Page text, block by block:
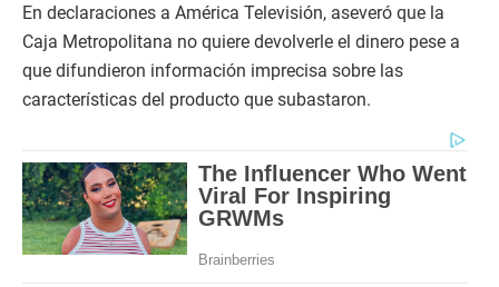
En declaraciones a América Televisión, aseveró que la
Caja Metropolitana no quiere devolverle el dinero pese a
que difundieron información imprecisa sobre las
características del producto que subastaron.